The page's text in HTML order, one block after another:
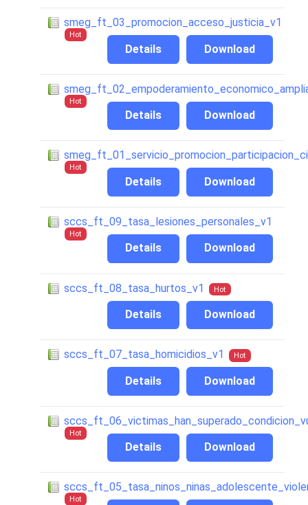
smeg_ft_03_promocion_acceso_justicia_v1
Hot
Download
Details
Hot
Download
Details
Hot
Download
Details
sccs_ft_09_tasa_lesiones_personales_v1
Hot
Download
Details
sccs_ft_08_tasa_hurtos_v1 Hot
Download
Details
sccs_ft_07_tasa_homicidios_v1 Hot
Download
Details
Hot
Download
Details
Hot